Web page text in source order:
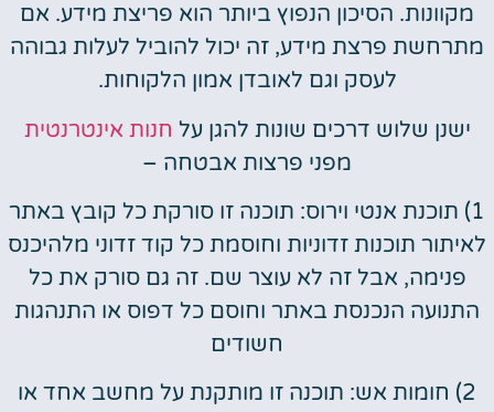
מקוונות. הסיכון הנפוץ ביותר הוא פריצת מידע. אם
מתרחשת פרצת מידע, זה יכול להוביל לעלות גבוהה
לעסק וגם לאובדן אמון הלקוחות.
ישנן שלוש דרכים שונות להגן על חנות אינטרנטית
מפני פרצות אבטחה –
1) תוכנת אנטי וירוס: תוכנה זו סורקת כל קובץ באתר
לאיתור תוכנות זדוניות וחוסמת כל קוד זדוני מלהיכנס
פנימה, אבל זה לא עוצר שם. זה גם סורק את כל
התנועה הנכנסת באתר וחוסם כל דפוס או התנהגות
חשודים
2) חומות אש: תוכנה זו מותקנת על מחשב אחד או